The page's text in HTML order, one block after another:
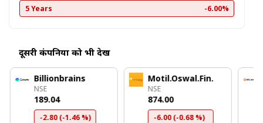
5 Years -6.00%
दूसरी कंपनियों को भी देखें
Billionbrains
NSE
₹189.04
-2.80 (-1.46 %)
Motil.Oswal.Fin.
NSE
₹874.00
-6.00 (-0.68 %)